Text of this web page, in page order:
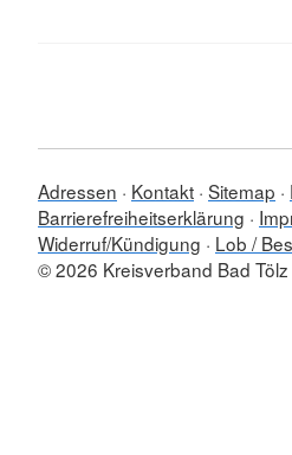
Adressen Kontakt Sitemap
Barrierefreiheitserklärung
Widerruf/Kündigung
Lob /
© 2026 Kreisverband Bad